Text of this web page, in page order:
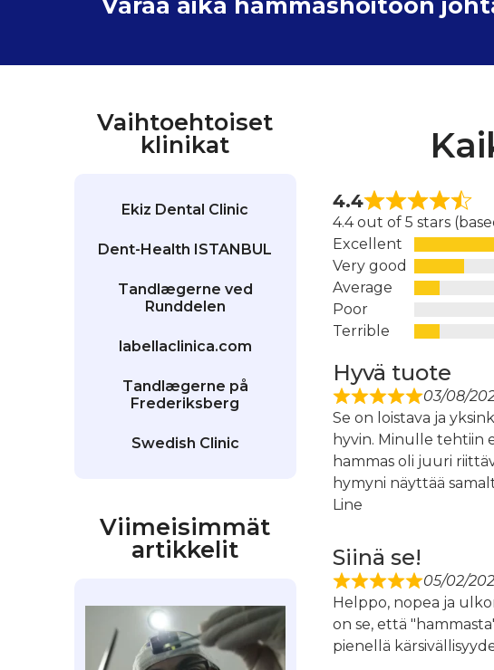
Vaihtoehtoiset
klinikat
Ekiz Dental Clinic
Dent-Health ISTANBUL
Tandlægerne ved
Runddelen
labellaclinica.com
Tandlægerne på
Frederiksberg
Swedish Clinic
Viimeisimmät
artikkelit
4.4
4.4 out of 5 stars
Excellent
Very good
Average
Poor
Terrible
Hyvä tuote
03/08/
Se on loistava ja
hyvin. Minulle tehtiin
hammas oli juuri
hymyni näyttää
Line
Siinä se!
05/02/
Helppo, nopea ja
on se, että
pienellä